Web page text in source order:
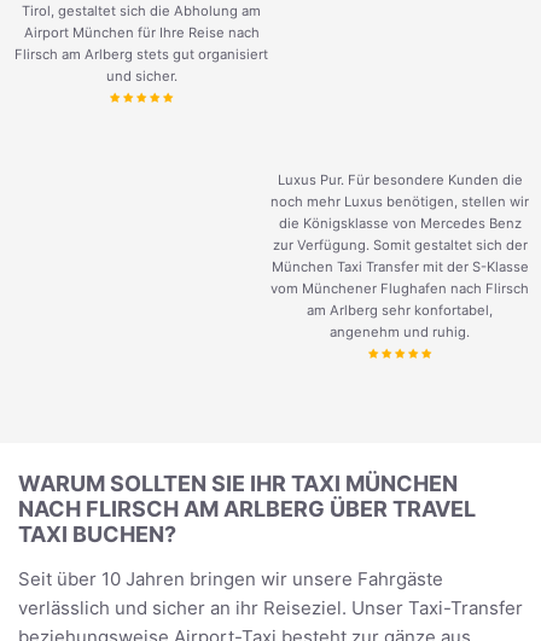
Tirol, gestaltet sich die Abholung am
Airport München für Ihre Reise nach
Flirsch am Arlberg stets gut organisiert
und sicher.
Luxus Pur. Für besondere Kunden die
noch mehr Luxus benötigen, stellen wir
die Königsklasse von Mercedes Benz
zur Verfügung. Somit gestaltet sich der
München Taxi Transfer mit der S-Klasse
vom Münchener Flughafen nach Flirsch
am Arlberg sehr konfortabel,
angenehm und ruhig.
WARUM SOLLTEN SIE IHR TAXI MÜNCHEN
NACH FLIRSCH AM ARLBERG ÜBER TRAVEL
TAXI BUCHEN?
Seit über 10 Jahren bringen wir unsere Fahrgäste
verlässlich und sicher an ihr Reiseziel. Unser Taxi-Transfer